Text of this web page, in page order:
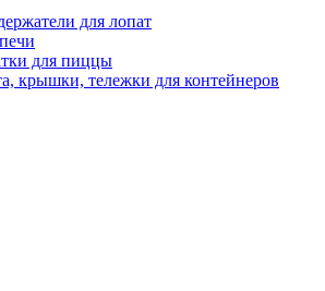
для лопат
для пиццы
крышки, тележки для контейнеров